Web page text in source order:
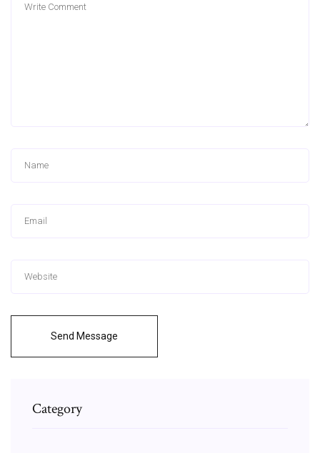
Send Message
Category